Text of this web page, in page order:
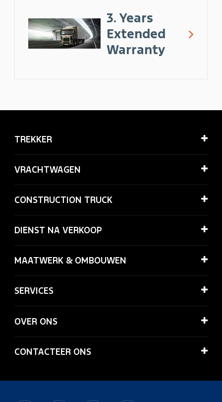
3. Years
Extended
Warranty
TREKKER
VRACHTWAGEN
CONSTRUCTION TRUCK
DIENST NA VERKOOP
MAATWERK & OMBOUWEN
SERVICES
OVER ONS
CONTACTEER ONS